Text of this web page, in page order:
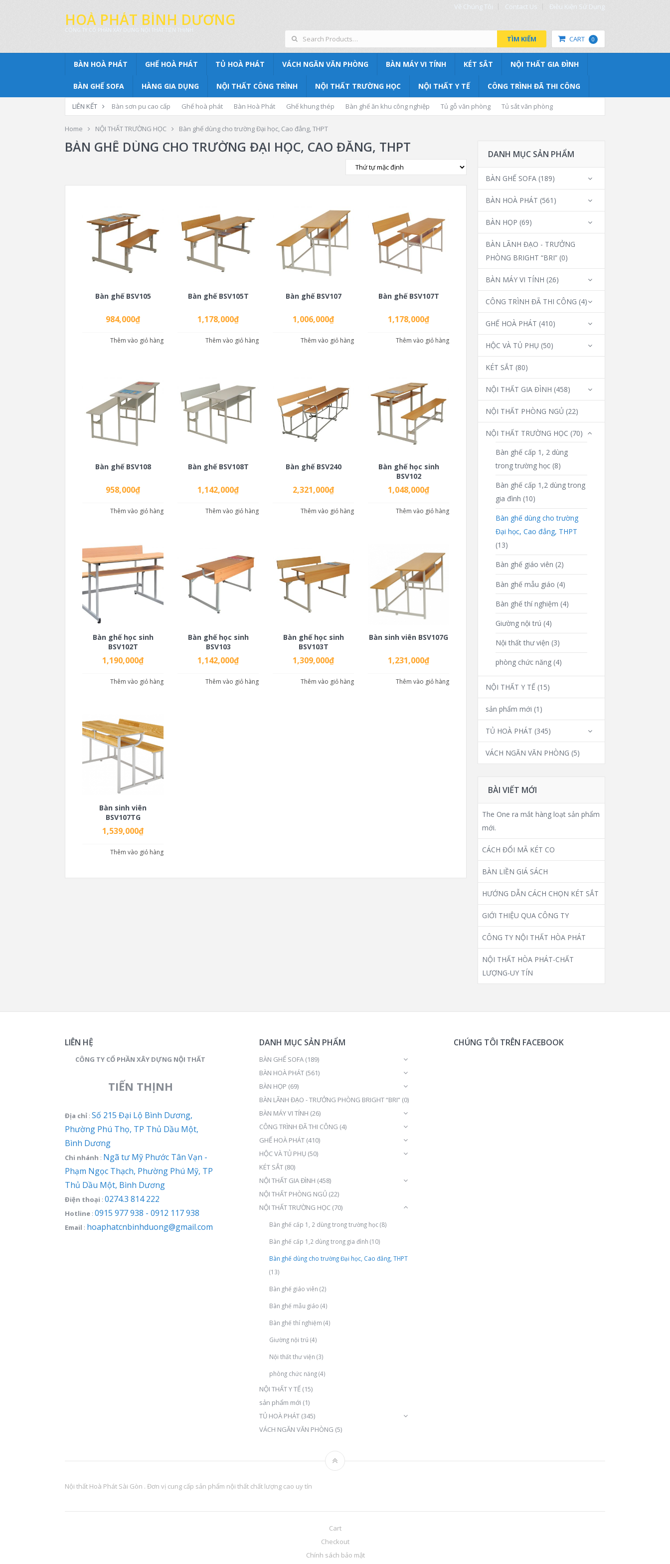
Về Chúng Tôi Contact Us Điều Kiện Sử Dụng
HOÀ PHÁT BÌNH DƯƠNG
CÔNG TY CỔ PHẦN XÂY DỰNG NỘI THẤT TIẾN THỊNH
CART 0
TÌM KIẾM
BÀN HOÀ PHÁT GHẾ HOÀ PHÁT TỦ HOÀ PHÁT VÁCH NGĂN VĂN PHÒNG BÀN MÁY VI TÍNH KÉT SẮT NỘI THẤT GIA ĐÌNH
BÀN GHẾ SOFA HÀNG GIA DỤNG NỘI THẤT CÔNG TRÌNH NỘI THẤT TRƯỜNG HỌC NỘI THẤT Y TẾ CÔNG TRÌNH ĐÃ THI CÔNG
LIÊN KẾT Bàn sơn pu cao cấp Ghế hoà phát Bàn Hoà Phát Ghế khung thép Bàn ghế ăn khu công nghiệp Tủ gỗ văn phòng Tủ sắt văn phòng
Home NỘI THẤT TRƯỜNG HỌC Bàn ghế dùng cho trường Đại học, Cao đẳng, THPT
BÀN GHẾ DÙNG CHO TRƯỜNG ĐẠI HỌC, CAO ĐẲNG, THPT
Bàn ghế BSV105
984,000₫
Thêm vào giỏ hàng
Bàn ghế BSV105T
1,178,000₫
Thêm vào giỏ hàng
Bàn ghế BSV107
1,006,000₫
Thêm vào giỏ hàng
Bàn ghế BSV107T
1,178,000₫
Thêm vào giỏ hàng
Bàn ghế BSV108
958,000₫
Thêm vào giỏ hàng
Bàn ghế BSV108T
1,142,000₫
Thêm vào giỏ hàng
Bàn ghế BSV240
2,321,000₫
Thêm vào giỏ hàng
Bàn ghế học sinh
BSV102
1,048,000₫
Thêm vào giỏ hàng
Bàn ghế học sinh
BSV102T
1,190,000₫
Thêm vào giỏ hàng
Bàn ghế học sinh
BSV103
1,142,000₫
Thêm vào giỏ hàng
Bàn ghế học sinh
BSV103T
1,309,000₫
Thêm vào giỏ hàng
Bàn sinh viên BSV107G
1,231,000₫
Thêm vào giỏ hàng
Bàn sinh viên
BSV107TG
1,539,000₫
Thêm vào giỏ hàng
DANH MỤC SẢN PHẨM
BÀN GHẾ SOFA (189)
BÀN HOÀ PHÁT (561)
BÀN HỌP (69)
BÀN LÃNH ĐẠO - TRƯỞNG
PHÒNG BRIGHT “BRI” (0)
BÀN MÁY VI TÍNH (26)
CÔNG TRÌNH ĐÃ THI CÔNG (4)
GHẾ HOÀ PHÁT (410)
HỘC VÀ TỦ PHỤ (50)
KÉT SẮT (80)
NỘI THẤT GIA ĐÌNH (458)
NỘI THẤT PHÒNG NGỦ (22)
NỘI THẤT TRƯỜNG HỌC (70)
Bàn ghế cấp 1, 2 dùng
trong trường học (8)
Bàn ghế cấp 1,2 dùng trong
gia đình (10)
Bàn ghế dùng cho trường
Đại học, Cao đẳng, THPT
(13)
Bàn ghế giáo viên (2)
Bàn ghế mẫu giáo (4)
Bàn ghế thí nghiệm (4)
Giường nội trú (4)
Nội thất thư viện (3)
phòng chức năng (4)
NỘI THẤT Y TẾ (15)
sản phẩm mới (1)
TỦ HOÀ PHÁT (345)
VÁCH NGĂN VĂN PHÒNG (5)
BÀI VIẾT MỚI
The One ra mắt hàng loạt sản phẩm
mới.
CÁCH ĐỔI MÃ KÉT CO
BÀN LIỀN GIÁ SÁCH
HƯỚNG DẪN CÁCH CHỌN KÉT SẮT
GIỚI THIỆU QUA CÔNG TY
CÔNG TY NỘI THẤT HÒA PHÁT
NỘI THẤT HÒA PHÁT-CHẤT
LƯỢNG-UY TÍN
LIÊN HỆ
CÔNG TY CỔ PHẦN XÂY DỰNG NỘI THẤT
TIẾN THỊNH
Địa chỉ : Số 215 Đại Lộ Bình Dương,
Phường Phú Thọ, TP Thủ Dầu Một,
Bình Dương
Chi nhánh : Ngã tư Mỹ Phước Tân Vạn -
Phạm Ngọc Thạch, Phường Phú Mỹ, TP
Thủ Dầu Một, Bình Dương
Điện thoại : 0274.3 814 222
Hotline : 0915 977 938 - 0912 117 938
Email : hoaphatcnbinhduong@gmail.com
DANH MỤC SẢN PHẨM
BÀN GHẾ SOFA (189)
BÀN HOÀ PHÁT (561)
BÀN HỌP (69)
BÀN LÃNH ĐẠO - TRƯỞNG PHÒNG BRIGHT “BRI” (0)
BÀN MÁY VI TÍNH (26)
CÔNG TRÌNH ĐÃ THI CÔNG (4)
GHẾ HOÀ PHÁT (410)
HỘC VÀ TỦ PHỤ (50)
KÉT SẮT (80)
NỘI THẤT GIA ĐÌNH (458)
NỘI THẤT PHÒNG NGỦ (22)
NỘI THẤT TRƯỜNG HỌC (70)
Bàn ghế cấp 1, 2 dùng trong trường học (8)
Bàn ghế cấp 1,2 dùng trong gia đình (10)
Bàn ghế dùng cho trường Đại học, Cao đẳng, THPT
(13)
Bàn ghế giáo viên (2)
Bàn ghế mẫu giáo (4)
Bàn ghế thí nghiệm (4)
Giường nội trú (4)
Nội thất thư viện (3)
phòng chức năng (4)
NỘI THẤT Y TẾ (15)
sản phẩm mới (1)
TỦ HOÀ PHÁT (345)
VÁCH NGĂN VĂN PHÒNG (5)
CHÚNG TÔI TRÊN FACEBOOK
Nội thất Hoà Phát Sài Gòn . Đơn vị cung cấp sản phẩm nội thất chất lượng cao uy tín
Cart
Checkout
Chính sách bảo mật